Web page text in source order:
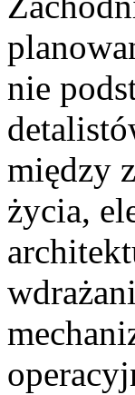
nie
między
życia,